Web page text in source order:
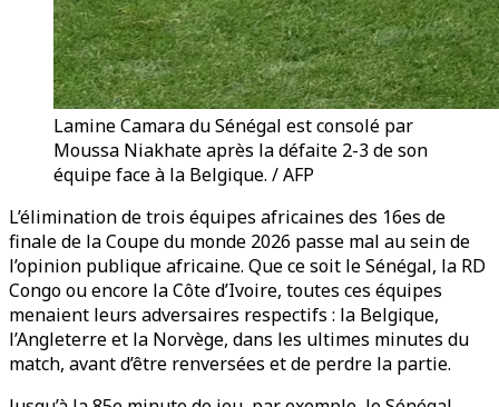
Lamine Camara du Sénégal est consolé par
Moussa Niakhate après la défaite 2-3 de son
équipe face à la Belgique. / AFP
L’élimination de trois équipes africaines des 16es de
finale de la Coupe du monde 2026 passe mal au sein de
l’opinion publique africaine. Que ce soit le Sénégal, la RD
Congo ou encore la Côte d’Ivoire, toutes ces équipes
menaient leurs adversaires respectifs : la Belgique,
l’Angleterre et la Norvège, dans les ultimes minutes du
match, avant d’être renversées et de perdre la partie.